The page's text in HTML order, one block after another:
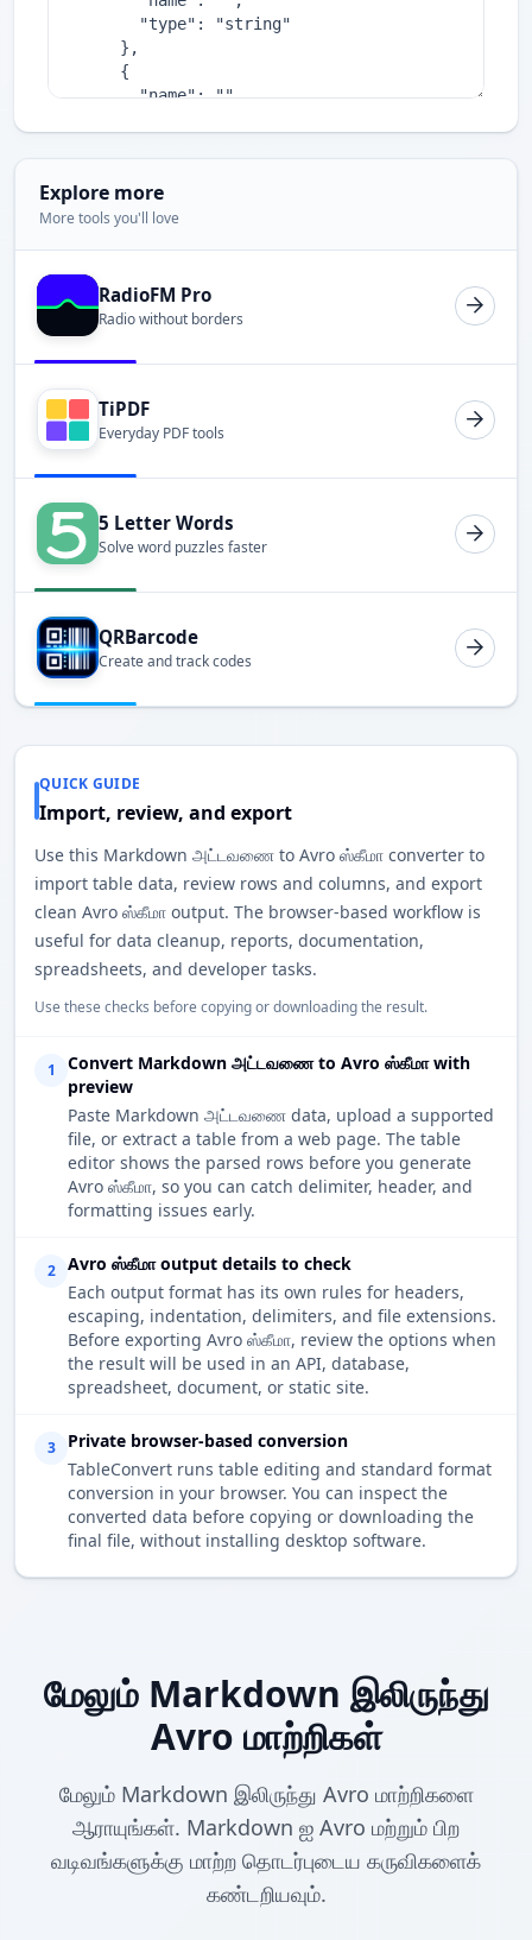
Explore more
More tools you'll love
RadioFM Pro
Radio without borders
TiPDF
Everyday PDF tools
5 Letter Words
Solve word puzzles faster
QRBarcode
Create and track codes
QUICK GUIDE
Import, review, and export
Use this Markdown அட்டவணை to Avro ஸ்கீமா converter to
import table data, review rows and columns, and export
clean Avro ஸ்கீமா output. The browser-based workflow is
useful for data cleanup, reports, documentation,
spreadsheets, and developer tasks.
Use these checks before copying or downloading the result.
1
Convert Markdown அட்டவணை to Avro ஸ்கீமா with
preview
Paste Markdown அட்டவணை data, upload a supported
file, or extract a table from a web page. The table
editor shows the parsed rows before you generate
Avro ஸ்கீமா, so you can catch delimiter, header, and
formatting issues early.
2
Avro ஸ்கீமா output details to check
Each output format has its own rules for headers,
escaping, indentation, delimiters, and file extensions.
Before exporting Avro ஸ்கீமா, review the options when
the result will be used in an API, database,
spreadsheet, document, or static site.
3
Private browser-based conversion
TableConvert runs table editing and standard format
conversion in your browser. You can inspect the
converted data before copying or downloading the
final file, without installing desktop software.
மேலும் Markdown இலிருந்து
Avro மாற்றிகள்
மேலும் Markdown இலிருந்து Avro மாற்றிகளை
ஆராயுங்கள். Markdown ஐ Avro மற்றும் பிற
வடிவங்களுக்கு மாற்ற தொடர்புடைய கருவிகளைக்
கண்டறியவும்.